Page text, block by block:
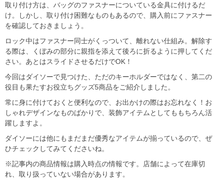
取り付け方は、バッグのファスナーについている金具に付けるだ
け。しかし、取り付け困難なものもあるので、購入前にファスナー
を確認しておきましょう。
ロック中はファスナー同士がくっついて、離れない仕組み。解除す
る際は、くぼみの部分に親指を添えて後ろに折るように押してくだ
さい。あとはスライドさせるだけでOK！
今回はダイソーで見つけた、ただのキーホルダーではなく、第二の
役目も果たすお役立ちグッズ5商品をご紹介しました。
常に身に付けておくと便利なので、お出かけの際はお忘れなく！お
しゃれデザインなものばかりで、装飾アイテムとしてももちろん活
躍しますよ。
ダイソーには他にもまだまだ優秀なアイテムが揃っているので、ぜ
ひチェックしてみてくださいね。
※記事内の商品情報は購入時点の情報です。店舗によって在庫切
れ、取り扱っていない場合があります。